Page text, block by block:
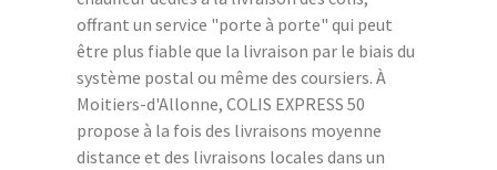
offrant un service "porte à porte" qui peut
être plus fiable que la livraison par le biais du
système postal ou même des coursiers. À
Moitiers-d'Allonne, COLIS EXPRESS 50
propose à la fois des livraisons moyenne
distance et des livraisons locales dans un